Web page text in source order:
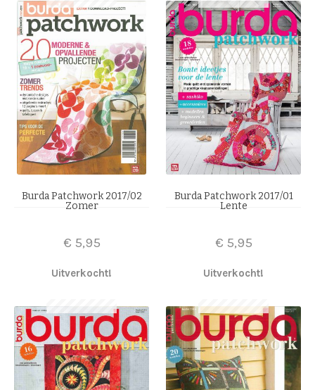
Burda Patchwork 2017/02
Zomer
€ 5,95
Uitverkocht!
Burda Patchwork 2017/01
Lente
€ 5,95
Uitverkocht!